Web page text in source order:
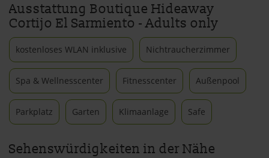
Ausstattung Boutique Hideaway
Cortijo El Sarmiento - Adults only
kostenloses WLAN inklusive Nichtraucherzimmer
Spa & Wellnesscenter Fitnesscenter Außenpool
Parkplatz Garten Klimaanlage Safe
Sehenswürdigkeiten in der Nähe